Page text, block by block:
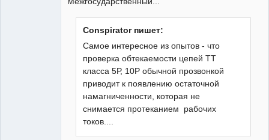
Conspirator пишет:
Самое интересное из опытов - что
проверка обтекаемости цепей ТТ
класса 5Р, 10Р обычной прозвонкой
приводит к появлению остаточной
намагниченности, которая не
снимается протеканием рабочих
токов....